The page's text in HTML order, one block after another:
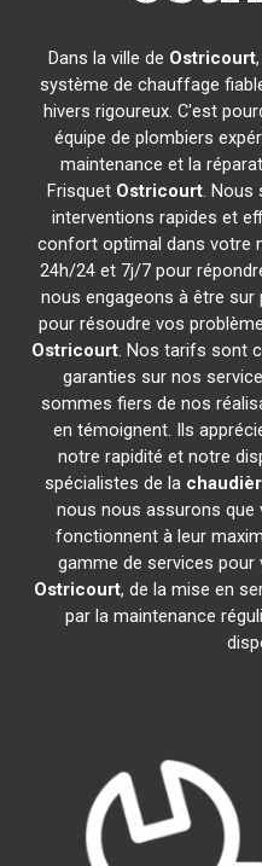
Dans la ville de Ostricourt
système de chauffage
hivers rigoureux. C'est
équipe de plombiers
maintenance et la
Frisquet Ostricourt. Nous
interventions rapides et
confort optimal dans votre
24h/24 et 7j/7 pour
nous engageons à être sur
pour résoudre vos
Ostricourt. Nos tarifs sont
garanties sur nos
sommes fiers de nos
en témoignent. Ils
notre rapidité et notre
spécialistes de la
nous nous assurons
fonctionnent à leur
gamme de services pour
Ostricourt, de la mise en
par la maintenance